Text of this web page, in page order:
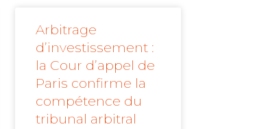
Arbitrage
d’investissement :
la Cour d’appel de
Paris confirme la
compétence du
tribunal arbitral